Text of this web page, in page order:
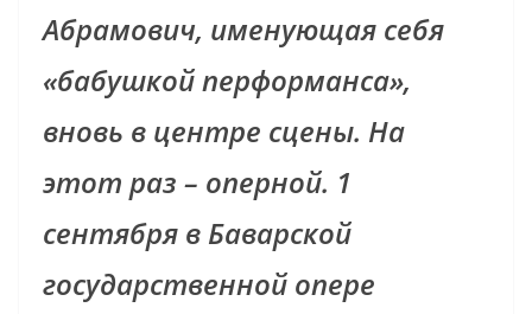
Абрамович, именующая себя
«бабушкой перформанса»,
вновь в центре сцены. На
этот раз – оперной. 1
сентября в Баварской
государственной опере